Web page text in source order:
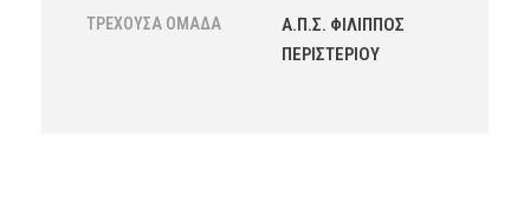
ΤΡΈΧΟΥΣΑ ΟΜΆΔΑ
Α.Π.Σ. ΦΙΛΙΠΠΟΣ
ΠΕΡΙΣΤΕΡΙΟΥ